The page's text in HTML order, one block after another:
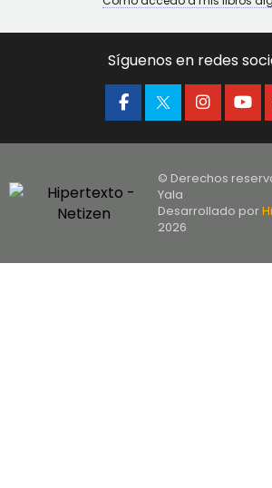
Síguenos en redes
© Derechos
Yala
Desarrollado por
2026